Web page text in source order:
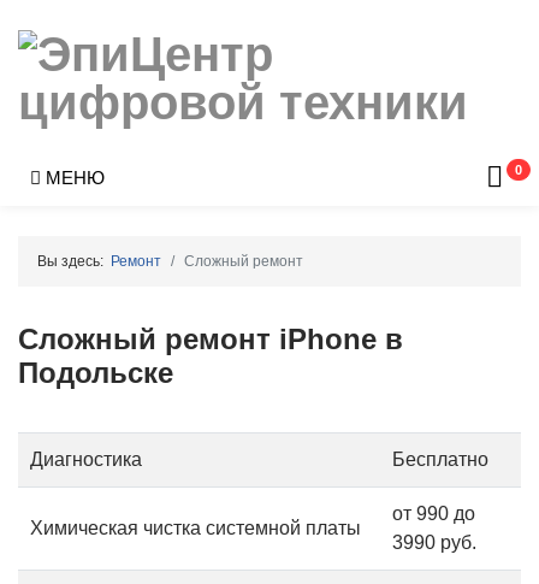
МЕНЮ 0
Вы здесь: Ремонт Сложный ремонт
Сложный ремонт iPhone в
Подольске
Диагностика Бесплатно
Химическая чистка системной платы
от 990 до
3990 руб.